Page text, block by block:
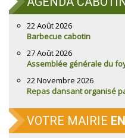
22 Août 2026
Barbecue cabotin
27 Août 2026
Assemblée générale du
22 Novembre 2026
Repas dansant organisé
VOTRE MAIRIE